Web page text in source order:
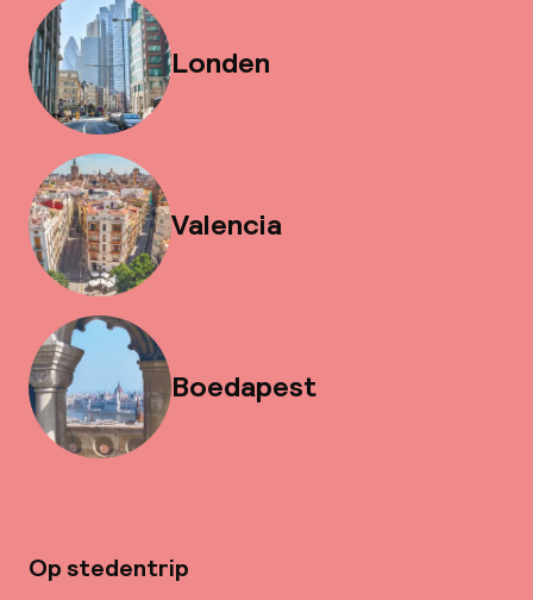
Londen
Valencia
Boedapest
Op stedentrip